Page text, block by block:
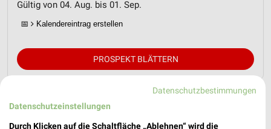
Gültig von 04. Aug. bis 01. Sep.
📅 Kalendereintrag erstellen
PROSPEKT BLÄTTERN
MEHR PROSPEKTE
Datenschutzbestimmungen
Datenschutzeinstellungen
Durch Klicken auf die Schaltfläche „Ablehnen“ wird die